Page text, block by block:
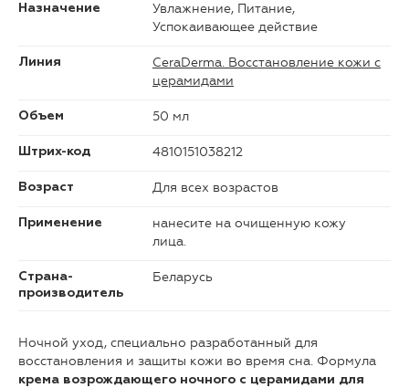
Назначение
Увлажнение, Питание,
Успокаивающее действие
Линия
CeraDermа. Восстановление кожи с
церамидами
Объем 50 мл
Штрих-код 4810151038212
Возраст Для всех возрастов
Применение
нанесите на очищенную кожу
лица.
Страна-
производитель
Беларусь
Ночной уход, специально разработанный для
восстановления и защиты кожи во время сна. Формула
крема возрождающего ночного с церамидами для